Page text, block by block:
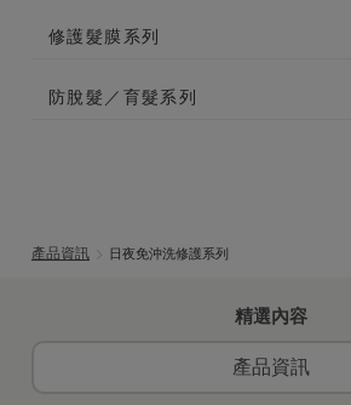
修護髮膜系列
防脫髮／育髮系列
產品資訊 日夜免沖洗修護系列
精選內容
產品資訊